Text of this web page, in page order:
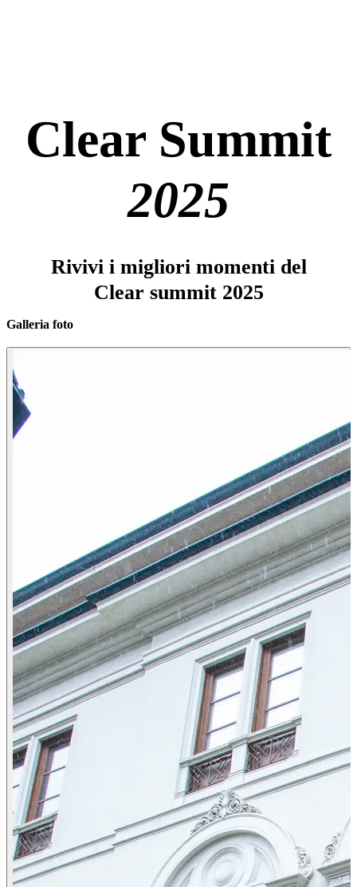
Clear Summit
2025
Rivivi i migliori momenti del
Clear summit 2025
Galleria foto